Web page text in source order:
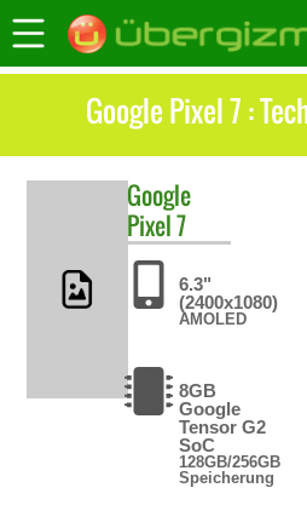
Google Pixel 7 :
Google
Pixel 7
6.3"
(2400x1080)
AMOLED
8GB
Google
Tensor G2
SoC
128GB/256GB
Speicherung